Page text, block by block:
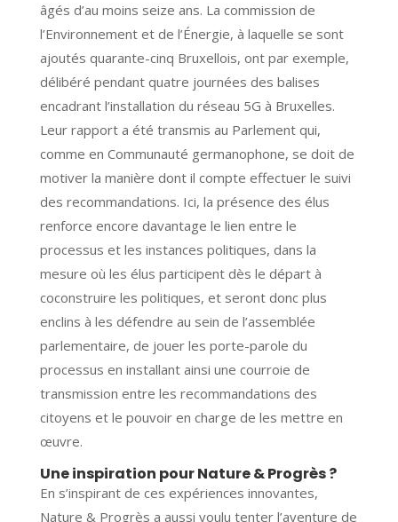
âgés d’au moins seize ans. La commission de
l’Environnement et de l’Énergie, à laquelle se sont
ajoutés quarante-cinq Bruxellois, ont par exemple,
délibéré pendant quatre journées des balises
encadrant l’installation du réseau 5G à Bruxelles.
Leur rapport a été transmis au Parlement qui,
comme en Communauté germanophone, se doit de
motiver la manière dont il compte effectuer le suivi
des recommandations. Ici, la présence des élus
renforce encore davantage le lien entre le
processus et les instances politiques, dans la
mesure où les élus participent dès le départ à
coconstruire les politiques, et seront donc plus
enclins à les défendre au sein de l’assemblée
parlementaire, de jouer les porte-parole du
processus en installant ainsi une courroie de
transmission entre les recommandations des
citoyens et le pouvoir en charge de les mettre en
œuvre.
Une inspiration pour Nature & Progrès ?
En s’inspirant de ces expériences innovantes,
Nature & Progrès a aussi voulu tenter l’aventure de